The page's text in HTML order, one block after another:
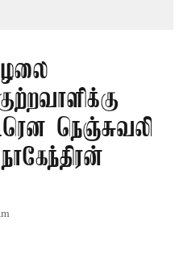
நெஞ்சுவலி